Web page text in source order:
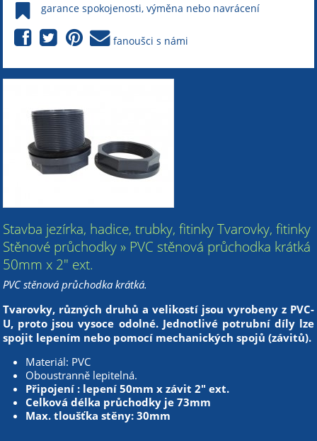
garance spokojenosti, výměna nebo navrácení
fanoušci s námi
Stavba jezírka, hadice, trubky, fitinky Tvarovky, fitinky
Stěnové průchodky » PVC stěnová průchodka krátká
50mm x 2" ext.
PVC stěnová průchodka krátká.
Tvarovky, různých druhů a velikostí jsou vyrobeny z PVC-
U, proto jsou vysoce odolné. Jednotlivé potrubní díly lze
spojit lepením nebo pomocí mechanických spojů (závitů).
Materiál: PVC
Oboustranně lepitelná.
Připojení : lepení 50mm x závit 2" ext.
Celková délka průchodky je 73mm
Max. tloušťka stěny: 30mm